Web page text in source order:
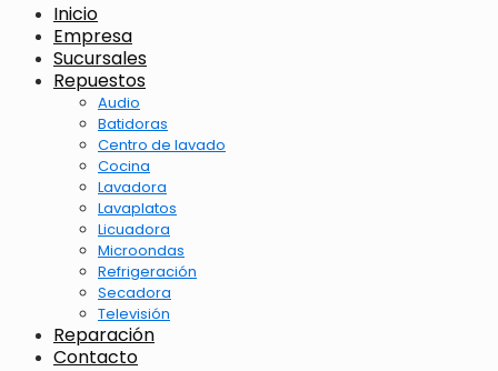
Inicio
Empresa
Sucursales
Repuestos
Audio
Batidoras
Centro de lavado
Cocina
Lavadora
Lavaplatos
Licuadora
Microondas
Refrigeración
Secadora
Televisión
Reparación
Contacto